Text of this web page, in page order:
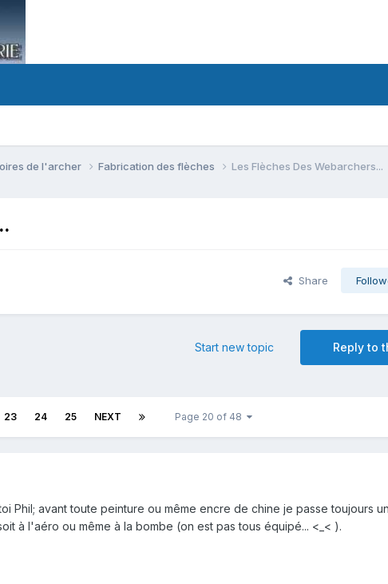
de l'archer Fabrication des flèches Les Flèches Des Webarchers...
Share
Reply to
Start new topic
23 24 25 NEXT Page 20 of 48
Phil; avant toute peinture ou même encre de chine je passe toujours
à l'aéro ou même à la bombe (on est pas tous équipé... <_< ).